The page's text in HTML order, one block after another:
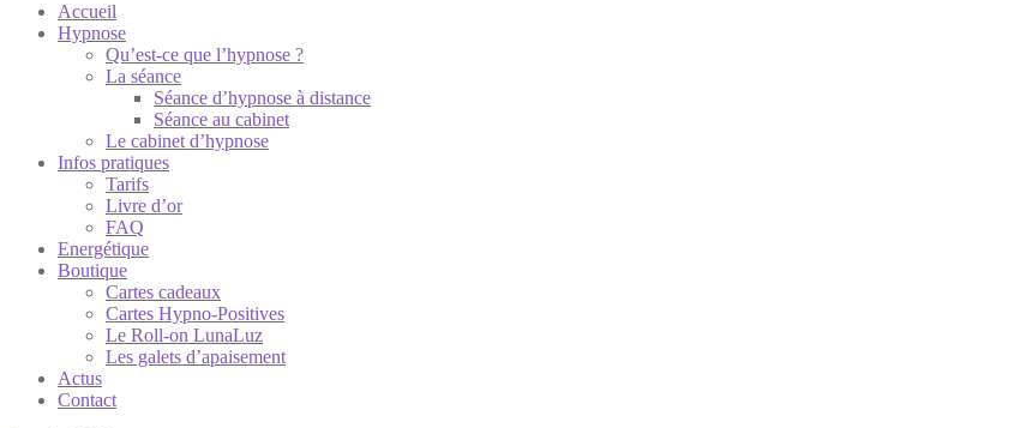
Accueil
Hypnose
Qu’est-ce que l’hypnose ?
La séance
Séance d’hypnose à distance
Séance au cabinet
Le cabinet d’hypnose
Infos pratiques
Tarifs
Livre d’or
FAQ
Energétique
Boutique
Cartes cadeaux
Cartes Hypno-Positives
Le Roll-on LunaLuz
Les galets d’apaisement
Actus
Contact